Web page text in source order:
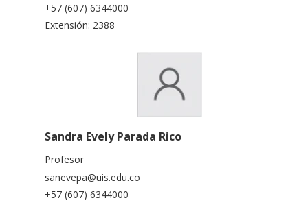
+57 (607) 6344000
Extensión: 2388
Sandra Evely Parada Rico
Profesor
sanevepa@uis.edu.co
+57 (607) 6344000